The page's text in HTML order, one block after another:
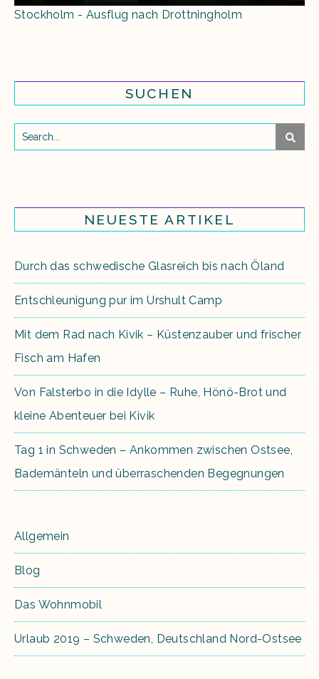
Stockholm - Ausflug nach Drottningholm
SUCHEN
NEUESTE ARTIKEL
Durch das schwedische Glasreich bis nach Öland
Entschleunigung pur im Urshult Camp
Mit dem Rad nach Kivik – Küstenzauber und frischer
Fisch am Hafen
Von Falsterbo in die Idylle – Ruhe, Hönö-Brot und
kleine Abenteuer bei Kivik
Tag 1 in Schweden – Ankommen zwischen Ostsee,
Bademänteln und überraschenden Begegnungen
Allgemein
Blog
Das Wohnmobil
Urlaub 2019 – Schweden, Deutschland Nord-Ostsee